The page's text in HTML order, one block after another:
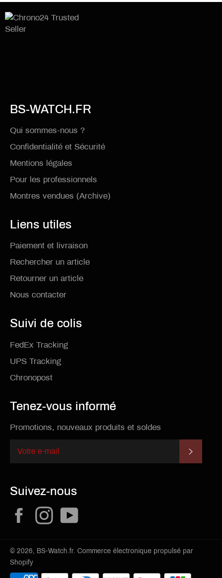
BS-WATCH.FR
Qui sommes-nous ?
Confidentialité et Sécurité
Mentions légales
Pour les professionnels
Montres vendues (Archive)
Liens utiles
Paiement et livraison
Rechercher un article
Retourner un article
Nous contacter
Suivi de colis
FedEx Tracking
UPS Tracking
Chronopost
Tenez-vous informé
Promotions, nouveaux produits et soldes
Suivez-nous
FacebookInstagram
© 2026, BS-Watch.fr. Commerce électronique propulsé par
Shopify
Méthodes